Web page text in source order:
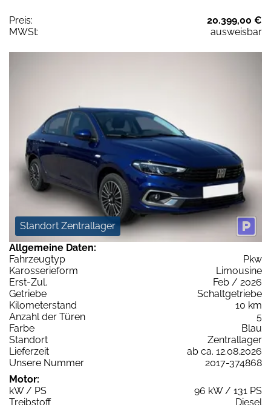
Preis:
20.399,00 €
MWSt:
ausweisbar
Standort Zentrallager
Allgemeine Daten:
Fahrzeugtyp
Pkw
Karosserieform
Limousine
Erst-Zul.
Feb / 2026
Getriebe
Schaltgetriebe
Kilometerstand
10 km
Anzahl der Türen
5
Farbe
Blau
Standort
Zentrallager
Lieferzeit
ab ca. 12.08.2026
Unsere Nummer
2017-374868
Motor:
kW / PS
96 kW / 131 PS
Treibstoff
Diesel